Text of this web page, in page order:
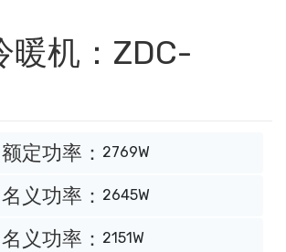
暖机：ZDC-
额定功率： 2769W
名义功率： 2645W
名义功率： 2151W